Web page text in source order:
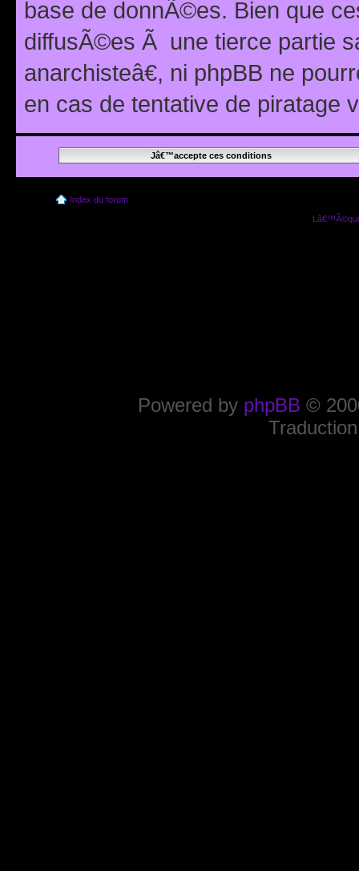
base de donnÃ©es. Bien que
diffusÃ©es Ã une tierce partie
anarchisteâ€, ni phpBB ne
en cas de tentative de piratage
Index du forum
Powered by phpBB ©